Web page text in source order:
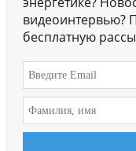
видеоинтервью?
бесплатную